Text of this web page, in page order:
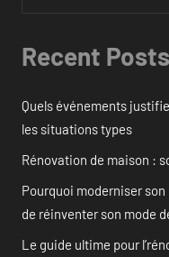
Recent Posts
Quels événements
les situations types
Rénovation de maison :
Pourquoi moderniser
de réinventer son mode
Le guide ultime pour